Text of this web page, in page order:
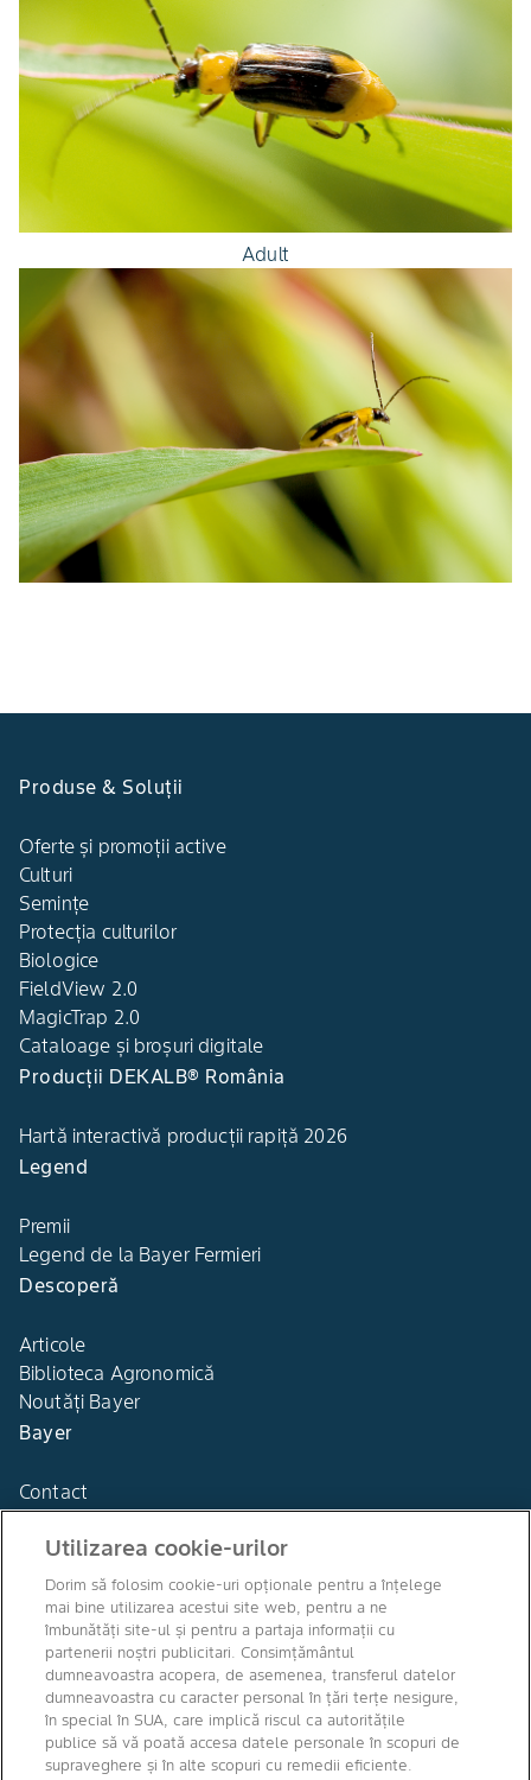
Adult
Produse & Soluții
Oferte și promoții active
Culturi
Semințe
Protecția culturilor
Biologice
FieldView 2.0
MagicTrap 2.0
Cataloage și broșuri digitale
Producții DEKALB® România
Hartă interactivă producții rapiță 2026
Legend
Premii
Legend de la Bayer Fermieri
Descoperă
Articole
Biblioteca Agronomică
Noutăți Bayer
Bayer
Contact
Agro Bayer
România
Canale media
Utilizarea cookie-urilor
Dorim să folosim cookie-uri opționale pentru a înțelege
mai bine utilizarea acestui site web, pentru a ne
îmbunătăți site-ul și pentru a partaja informații cu
partenerii noștri publicitari. Consimțământul
dumneavoastra acopera, de asemenea, transferul datelor
dumneavoastra cu caracter personal în țări terțe nesigure,
în special în SUA, care implică riscul ca autoritățile
publice să vă poată accesa datele personale în scopuri de
supraveghere și în alte scopuri cu remedii eficiente.